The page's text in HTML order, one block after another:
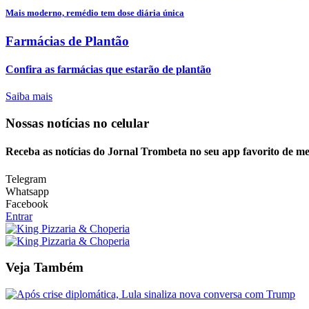
Mais moderno, remédio tem dose diária única
Farmácias de Plantão
Confira as farmácias que estarão de plantão
Saiba mais
Nossas notícias no celular
Receba as notícias do Jornal Trombeta no seu app favorito de
Telegram
Whatsapp
Facebook
Entrar
Veja Também